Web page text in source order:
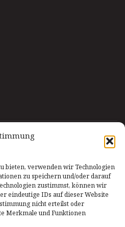
bieten, verwenden wir Technologien
zu speichern und/oder darauf
zustimmst, können wir
eindeutige IDs auf dieser Website
nicht erteilst oder
Merkmale und Funktionen